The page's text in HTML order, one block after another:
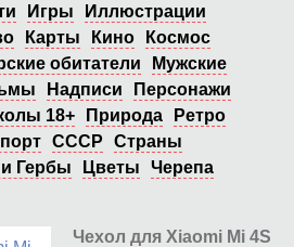
Игры
Иллюстрации
Карты Кино
Космос
обитатели
Мужские
Надписи
Персонажи
18+ Природа
Ретро
СССР
Страны
Гербы Цветы
Черепа
Чехол для Xiaomi Mi 4S